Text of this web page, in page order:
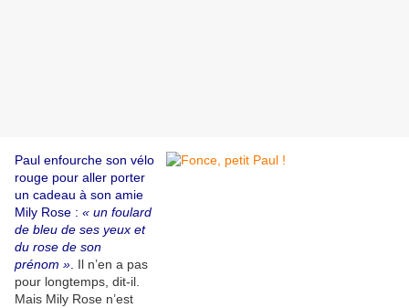
Paul enfourche son vélo
rouge pour aller porter
un cadeau à son amie
Mily Rose : « un foulard
de bleu de ses yeux et
du rose de son
prénom » Il n’en a pas
pour longtemps, dit-il.
Mais Mily Rose n’est